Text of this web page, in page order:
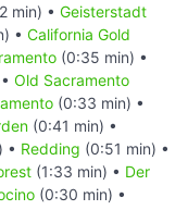
min) • Geisterstadt
• California Gold
(0:35 min) •
Old Sacramento
(0:33 min) •
(0:41 min) •
• Redding (0:51 min) •
(1:33 min) • Der
(0:30 min) •